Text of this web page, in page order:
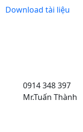
Download tài liệu
0914 348 397
Mr.Tuấn Thành